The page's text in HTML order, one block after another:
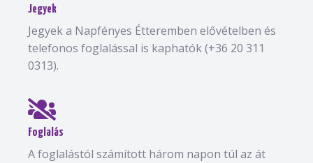
Jegyek
Jegyek a Napfényes Étteremben elővételben és
telefonos foglalással is kaphatók (+36 20 311
0313).
Foglalás
A foglalástól számított három napon túl az át